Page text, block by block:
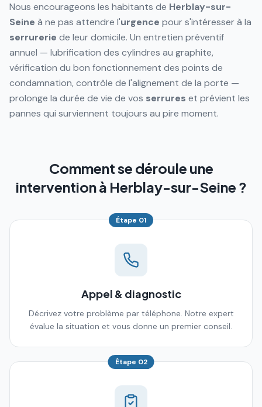
Nous encourageons les habitants de Herblay-sur-
Seine à ne pas attendre l'urgence pour s'intéresser à la
serrurerie de leur domicile. Un entretien préventif
annuel — lubrification des cylindres au graphite,
vérification du bon fonctionnement des points de
condamnation, contrôle de l'alignement de la porte —
prolonge la durée de vie de vos serrures et prévient les
pannes qui surviennent toujours au pire moment.
Comment se déroule une
intervention à Herblay-sur-Seine ?
Étape 01
Appel & diagnostic
Décrivez votre problème par téléphone. Notre expert
évalue la situation et vous donne un premier conseil.
Étape 02